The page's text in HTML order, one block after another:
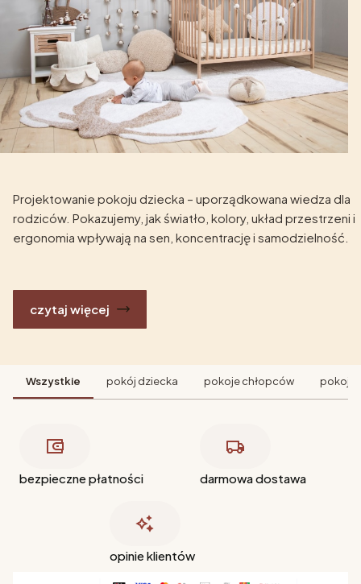
Projektowanie pokoju dziecka – uporządkowana wiedza dla
rodziców. Pokazujemy, jak światło, kolory, układ przestrzeni i
ergonomia wpływają na sen, koncentrację i samodzielność.
czytaj więcej
Wszystkie pokój dziecka pokoje chłopców pokoje
bezpieczne płatności darmowa dostawa
opinie klientów